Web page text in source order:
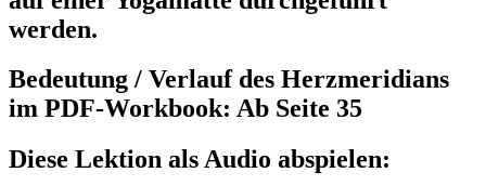
werden.
Bedeutung / Verlauf des Herzmeridians
im PDF-Workbook: Ab Seite 35
Diese Lektion als Audio abspielen: